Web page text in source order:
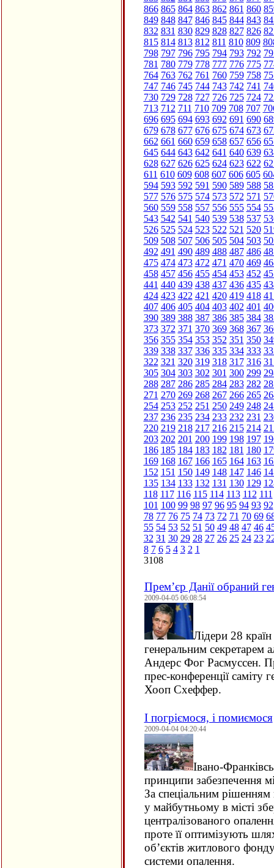
866 865 864 863 862 861 860
849 848 847 846 845 844 843
832 831 830 829 828 827 826
815 814 813 812 811 810 809
798 797 796 795 794 793 792
781 780 779 778 777 776 775
764 763 762 761 760 759 758
747 746 745 744 743 742 741
730 729 728 727 726 725 724
713 712 711 710 709 708 707
696 695 694 693 692 691 690
679 678 677 676 675 674 673
662 661 660 659 658 657 656
645 644 643 642 641 640 639
628 627 626 625 624 623 622
611 610 609 608 607 606 605
594 593 592 591 590 589 588
577 576 575 574 573 572 571
560 559 558 557 556 555 554
543 542 541 540 539 538 537
526 525 524 523 522 521 520
509 508 507 506 505 504 503
492 491 490 489 488 487 486
475 474 473 472 471 470 469
458 457 456 455 454 453 452
441 440 439 438 437 436 435
424 423 422 421 420 419 418
407 406 405 404 403 402 401
390 389 388 387 386 385 384
373 372 371 370 369 368 367
356 355 354 353 352 351 350
339 338 337 336 335 334 333
322 321 320 319 318 317 316
305 304 303 302 301 300 299
288 287 286 285 284 283 282
271 270 269 268 267 266 265
254 253 252 251 250 249 248
237 236 235 234 233 232 231
220 219 218 217 216 215 214
203 202 201 200 199 198 197
186 185 184 183 182 181 180
169 168 167 166 165 164 163
152 151 150 149 148 147 146
135 134 133 132 131 130 129
118 117 116 115 114 113 112 111
101 100 99 98 97 96 95 94 93 92
78 77 76 75 74 73 72 71 70 69
55 54 53 52 51 50 49 48 47 46
32 31 30 29 28 27 26 25 24 23
8 7 6 5 4 3 2 1
3108
Прем’єр Данії обраний
2009-04-05 06:08:54
Лідери 28
генеральним секретарем
Андерс Фог Расмуссен.
прес-конференції саміту
Хооп Схеффер.
І погріємося, і помиємося
2009-04-04 04:20:44
Івано-
принципи забезпечення
За спеціальним рішенням
у майбутньому в місті
централізованого
проте її оптимізують
об’єктів житлового
системи опалення.